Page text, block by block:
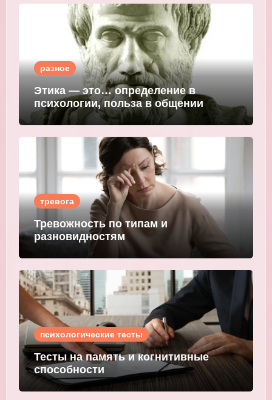
разное
Этика — это… определение в
психологии, польза в общении
тревога
Тревожность по типам и
разновидностям
психологические тесты
Тесты на память и когнитивные
способности